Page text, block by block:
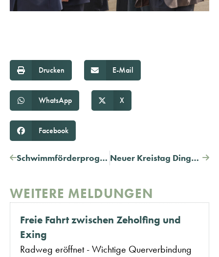
Drucken E-Mail
WhatsApp X
Facebook
Schwimmförderprogramm läuft demnächst aus Neuer Kreistag Dingolfing-Landau nimmt Arbeit auf
WEITERE MELDUNGEN
Freie Fahrt zwischen Zeholfing und
Exing
Radweg eröffnet - Wichtige Querverbindung